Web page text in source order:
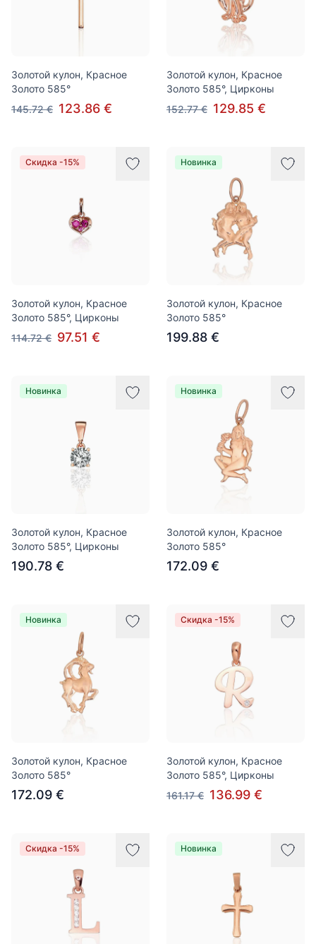
Золотой кулон, Красное
Золото 585°
145.72 € 123.86 €
Золотой кулон, Красное
Золото 585°, Цирконы
152.77 € 129.85 €
Скидка -15%
Золотой кулон, Красное
Золото 585°, Цирконы
114.72 € 97.51 €
Новинка
Золотой кулон, Красное
Золото 585°
199.88 €
Новинка
Золотой кулон, Красное
Золото 585°, Цирконы
190.78 €
Новинка
Золотой кулон, Красное
Золото 585°
172.09 €
Новинка
Золотой кулон, Красное
Золото 585°
172.09 €
Скидка -15%
Золотой кулон, Красное
Золото 585°, Цирконы
161.17 € 136.99 €
Скидка -15% Новинка